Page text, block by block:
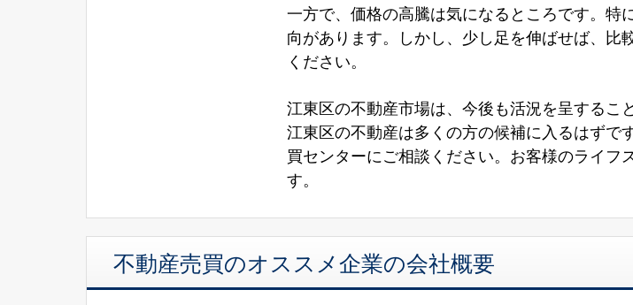
一方で、価格の高騰は気になるところです。
向があります。しかし、少し足を伸ばせば、
ください。
江東区の不動産市場は、今後も活況を呈するこ
江東区の不動産は多くの方の候補に入るはず
買センターにご相談ください。お客様のライフ
す。
不動産売買のオススメ企業の会社概要